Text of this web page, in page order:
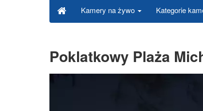
Kamery na żywo Kategorie
Poklatkowy Plaża